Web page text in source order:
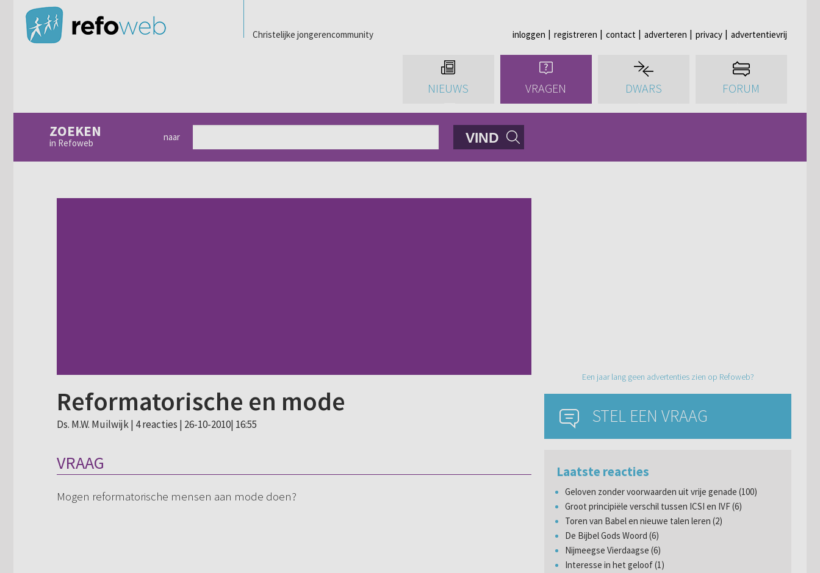
Christelijke jongerencommunity inloggen registreren contact adverteren privacy advertentievrij
NIEUWS VRAGEN DWARS FORUM
ZOEKEN
in Refoweb
naar VIND
Reformatorische en mode
Ds. M.W. Muilwijk | 4 reacties | 26-10-2010| 16:55
VRAAG
Mogen reformatorische mensen aan mode doen?
Een jaar lang geen advertenties zien op Refoweb?
STEL EEN VRAAG
Laatste reacties
Geloven zonder voorwaarden uit vrije genade (100)
Groot principiële verschil tussen ICSI en IVF (6)
Toren van Babel en nieuwe talen leren (2)
De Bijbel Gods Woord (6)
Nijmeegse Vierdaagse (6)
Interesse in het geloof (1)